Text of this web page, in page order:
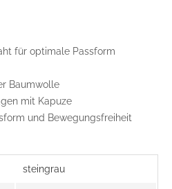
für optimale Passform
Baumwolle
mit Kapuze
und Bewegungsfreiheit
steingrau